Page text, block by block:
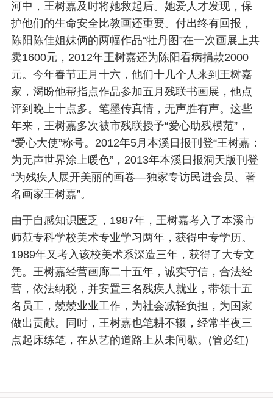
河中，王树嘉及时将她救起后。她爱人才发现，保
护他们的生命安全比教画还重要。付出终有回报，
陈阳陈佳姐妹俩的两幅作品“牡丹图”在一次画展上共
卖1600元，2012年王树嘉还为陈阳看病捐款2000
元。今年春节正月十六，他们十几个人来到王树嘉
家，渴盼他帮指点作品参加五月残联书画展，他点
评到晚上十点多。笔墨传真情，无声胜有声。这些
年来，王树嘉多次被市残联授予“爱心助残模范”，
“爱心大使”称号。2012年5月本溪日报刊登“王树嘉：
为无声世界涂上暖色”，2013年本溪日报洞天版刊登
“为残疾人展开美丽的画卷—独家专访民进会员、著
名画家王树嘉”。
由于自感知识匮乏，1987年，王树嘉考入了本溪市
师范专科学校美术专业学习两年，获得中专学历。
1989年又考入该校美术系深造三年，获得了大专文
凭。王树嘉经营画廊二十五年，诚实守信，合法经
营，依法纳税，并安置三名残疾人就业，带领十五
名员工，兢兢业业工作，为社会减轻负担，为国家
做出贡献。同时，王树嘉也笔耕不辍，经常半夜三
点起床练笔，在从艺的道路上从未间歇。(管必红)